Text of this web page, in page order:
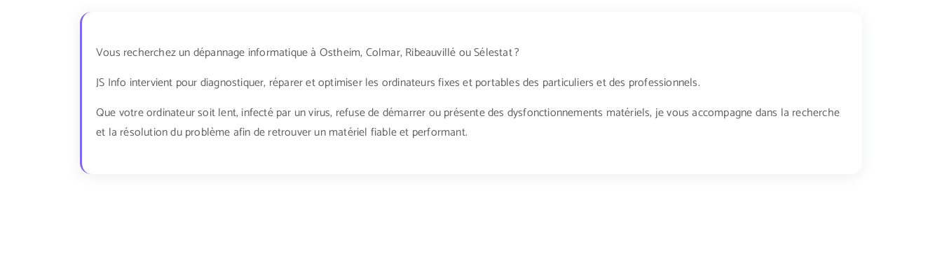
Vous recherchez un dépannage informatique à Ostheim, Colmar, Ribeauvillé ou Sélestat ?
JS Info intervient pour diagnostiquer, réparer et optimiser les ordinateurs fixes et portables des particuliers et des professionnels.
Que votre ordinateur soit lent, infecté par un virus, refuse de démarrer ou présente des dysfonctionnements matériels, je vous accompagne dans la recherche
et la résolution du problème afin de retrouver un matériel fiable et performant.